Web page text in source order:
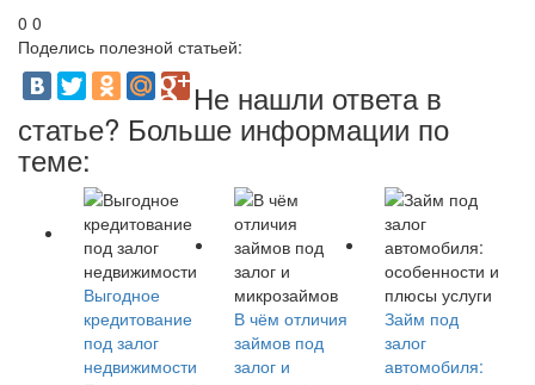
0 0
Поделись полезной статьей:
Не нашли ответа в
статье? Больше информации по
теме:
Выгодное
кредитование
под залог
недвижимости
В чём отличия
займов под
залог и
Займ под
залог
автомобиля: